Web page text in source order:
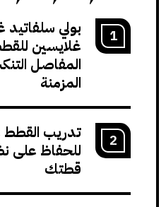
بولي سلفاتيد
غلايسين للقطط:
المفاصل التنكسي
تدريب القطط على
للحفاظ على نظافة